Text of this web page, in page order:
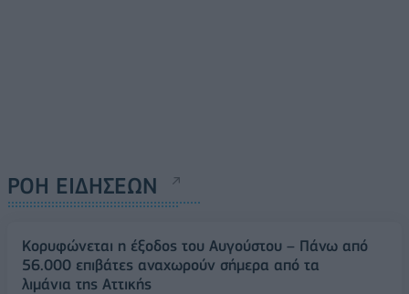
ΡΟΗ ΕΙΔΗΣΕΩΝ
Κορυφώνεται η έξοδος του Αυγούστου – Πάνω από
56.000 επιβάτες αναχωρούν σήμερα από τα
λιμάνια της Αττικής